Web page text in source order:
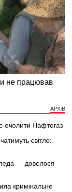
АРХІВ
очолити Нафтогаз
світло:
— довелося
кримінальне